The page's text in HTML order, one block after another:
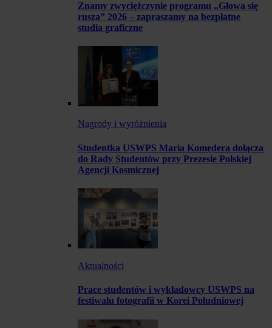
Znamy zwyciężczynie programu „Głowa się
rusza” 2026 – zapraszamy na bezpłatne
studia graficzne
Nagrody i wyróżnienia
Studentka USWPS Maria Komędera dołącza
do Rady Studentów przy Prezesie Polskiej
Agencji Kosmicznej
Aktualności
Prace studentów i wykładowcy USWPS na
festiwalu fotografii w Korei Południowej